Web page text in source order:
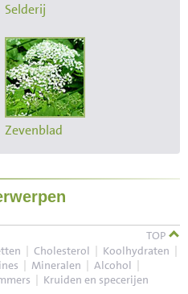
Selderij
Zevenblad
TOP
| Cholesterol | Koolhydraten |
| Mineralen | Alcohol |
| Kruiden en specerijen